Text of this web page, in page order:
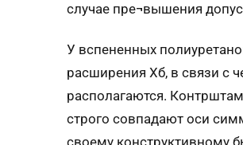
случае пре¬вышения
У вспененных
расширения Xб, в связи
располагаются.
строго совпадают оси
своему конструктивному